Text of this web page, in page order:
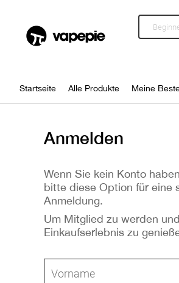
Startseite Alle Produkte Meine
Anmelden
Wenn Sie kein Konto
bitte diese Option für eine
Anmeldung.
Um Mitglied zu werden
Einkaufserlebnis zu